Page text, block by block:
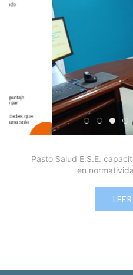
EdictoPasto
Pasto Salud E.S.E.
en